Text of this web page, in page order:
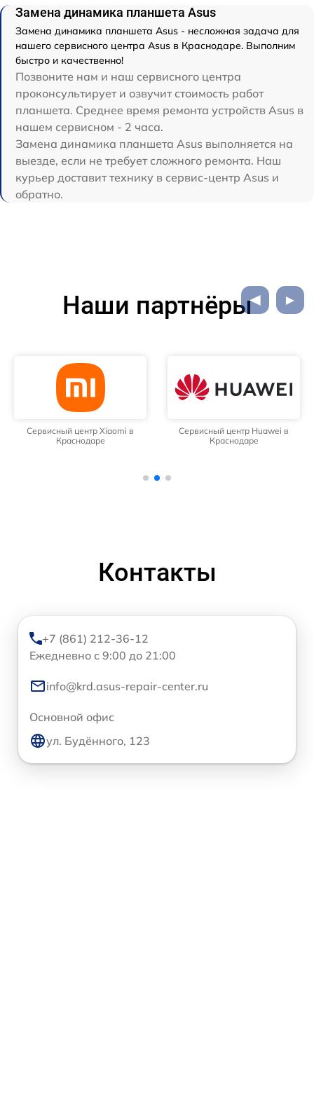
Замена динамика планшета Asus
Замена динамика планшета Asus - несложная задача для
нашего сервисного центра Asus в Краснодаре. Выполним
быстро и качественно!
Позвоните нам и наш сервисного центра
проконсультирует и озвучит стоимость работ
планшета. Среднее время ремонта устройств Asus в
нашем сервисном - 2 часа.
Замена динамика планшета Asus выполняется на
выезде, если не требует сложного ремонта. Наш
курьер доставит технику в сервис-центр Asus и
обратно.
Наши партнёры
Сервисный центр Xiaomi в
Краснодаре
Сервисный центр Huawei в
Краснодаре
Контакты
+7 (861) 212-36-12
Ежедневно с 9:00 до 21:00
info@krd.asus-repair-center.ru
Основной офис
ул. Будённого, 123